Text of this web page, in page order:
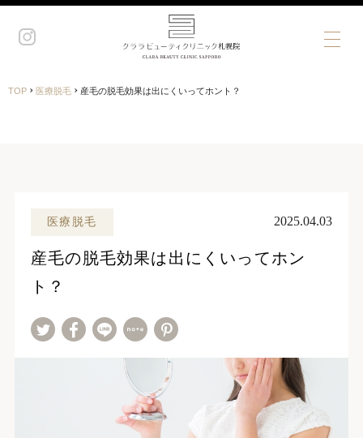
TOP › 医療脱毛 › 産毛の脱毛効果は出にくいってホント？
医療脱毛 2025.04.03
産毛の脱毛効果は出にくいってホン
ト？